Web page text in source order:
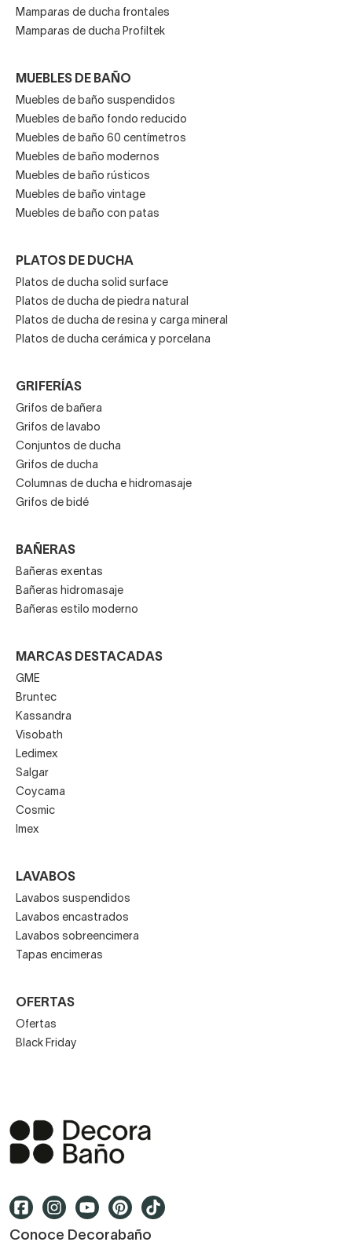
Mamparas de ducha frontales
Mamparas de ducha Profiltek
MUEBLES DE BAÑO
Muebles de baño suspendidos
Muebles de baño fondo reducido
Muebles de baño 60 centímetros
Muebles de baño modernos
Muebles de baño rústicos
Muebles de baño vintage
Muebles de baño con patas
PLATOS DE DUCHA
Platos de ducha solid surface
Platos de ducha de piedra natural
Platos de ducha de resina y carga mineral
Platos de ducha cerámica y porcelana
GRIFERÍAS
Grifos de bañera
Grifos de lavabo
Conjuntos de ducha
Grifos de ducha
Columnas de ducha e hidromasaje
Grifos de bidé
BAÑERAS
Bañeras exentas
Bañeras hidromasaje
Bañeras estilo moderno
MARCAS DESTACADAS
GME
Bruntec
Kassandra
Visobath
Ledimex
Salgar
Coycama
Cosmic
Imex
LAVABOS
Lavabos suspendidos
Lavabos encastrados
Lavabos sobreencimera
Tapas encimeras
OFERTAS
Ofertas
Black Friday
Conoce Decorabaño